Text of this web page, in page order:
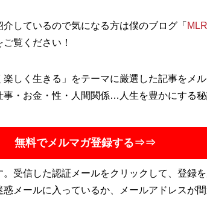
ンドやセレクトショップ、古着、ウェブメデ
ブ「 まとめチャンネル
しているので気になる方は僕のブログ「 MLR
ご覧ください！
しく生きる」をテーマに厳選した記事をメ
事・お金・性・人間関係…人生を豊かにする
無料でメルマガ登録する⇒⇒
受信した認証メールをクリックして、登録を
メールに入っているか、メールアドレスが